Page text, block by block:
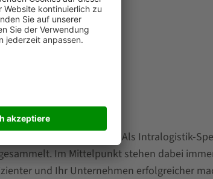
an Ihr Lagersystem. Als Intralogistik-
Im Mittelpunkt stehen dabei
und Ihr Unternehmen erfolgreicher